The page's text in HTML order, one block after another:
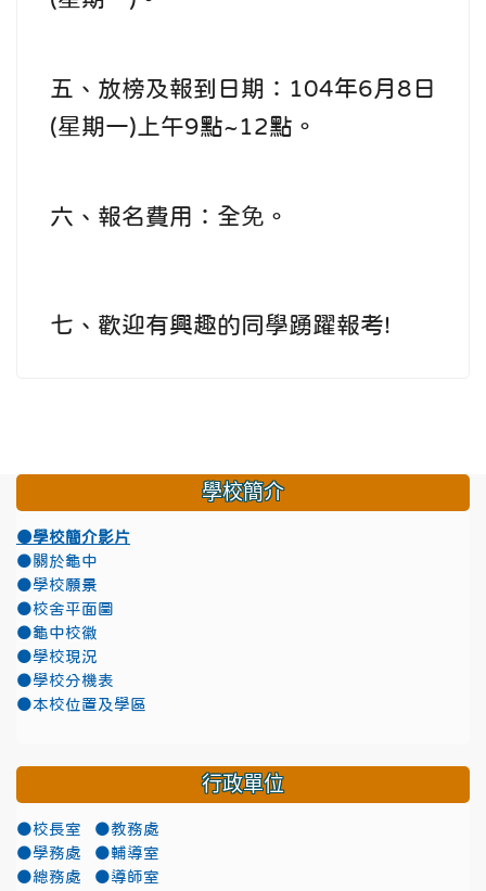
五、放榜及報到日期：104年6月8日
(星期一)上午9點~12點。
六、報名費用：全免。
七、歡迎有興趣的同學踴躍報考!
學校簡介
●學校簡介影片
●關於龜中
●學校願景
●校舍平面圖
●龜中校徽
●學校現況
●學校分機表
●本校位置及學區
行政單位
●校長室
●教務處
●學務處
●輔導室
●總務處
●導師室